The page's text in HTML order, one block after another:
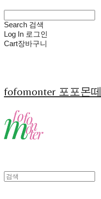
Search 검색
Log In 로그인
Cart장바구니
fofomonter 포포몬떼